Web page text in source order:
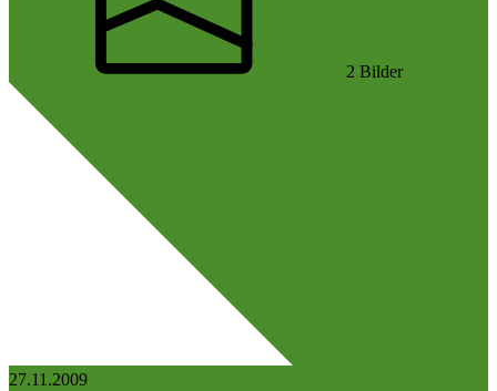
2 Bilder
27.11.2009